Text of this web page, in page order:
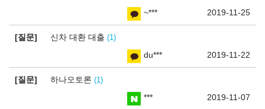
2019-11-25
~***
질문 신차 대환 대출 1
2019-11-22
du***
질문 하나오토론 1
2019-11-07
***